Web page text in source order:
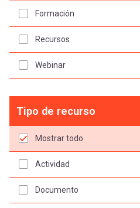
Formación
Recursos
Webinar
Tipo de recurso
Mostrar todo
Actividad
Documento